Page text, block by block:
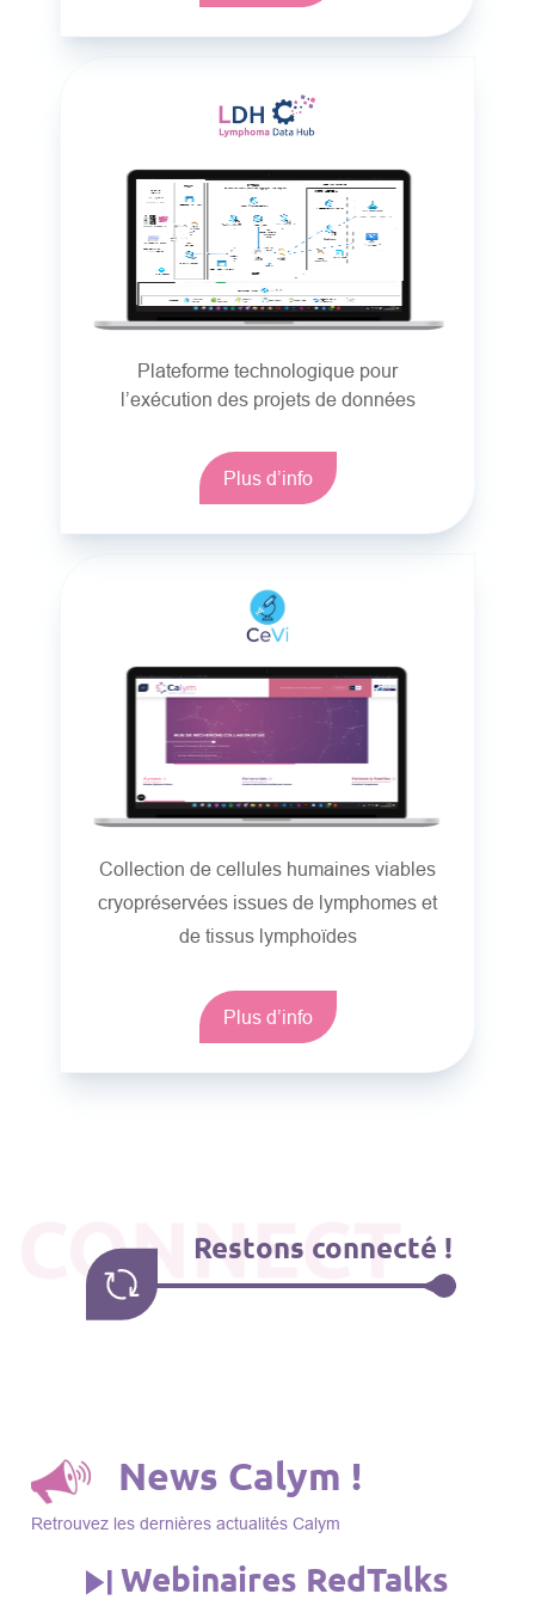
Plateforme technologique pour
l’exécution des projets de données
Plus d’info
Collection de cellules humaines viables
cryopréservées issues de lymphomes et
de tissus lymphoïdes
Plus d’info
CONNECT
Restons connecté !
News Calym !
Retrouvez les dernières actualités Calym
Webinaires RedTalks